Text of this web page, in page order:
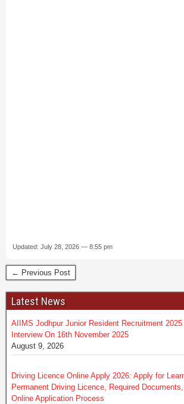
Updated: July 28, 2026 — 8:55 pm
← Previous Post
Latest News
AIIMS Jodhpur Junior Resident Recruitment
Interview On 16th November 2025
August 9, 2026
Driving Licence Online Apply 2026: Apply for
Permanent Driving Licence, Required
Online Application Process